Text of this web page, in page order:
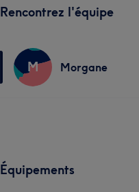
Rencontrez l'équipe
M Morgane
Équipements